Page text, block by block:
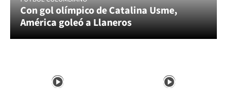
Con gol olímpico de Catalina Usme,
América goleó a Llaneros